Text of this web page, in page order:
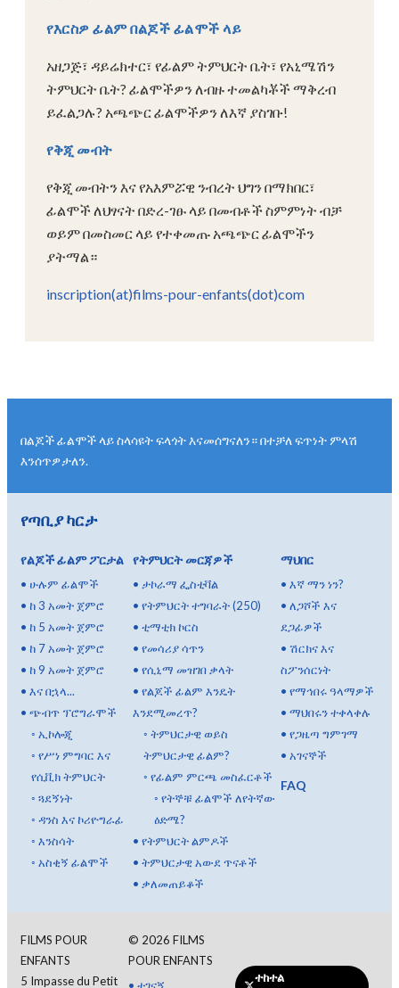
የእርስዎ ፊልም በልጆች ፊልሞች ላይ
አዘጋጅ፣ ዳይሬክተር፣ የፊልም ትምህርት ቤት፣ የአኒሜሽን
ትምህርት ቤት? ፊልሞችዎን ለብዙ ተመልካቾች ማቅረብ
ይፈልጋሉ? አጫጭር ፊልሞችዎን ለእኛ ያስገቡ!
የቅጂ መብት
የቅጂ መብትን እና የአእምሯዊ ንብረት ህግን በማክበር፣
ፊልሞች ለህፃናት በድረ-ገፁ ላይ በመብቶች ስምምነት ብቻ
ወይም በመስመር ላይ የተቀመጡ አጫጭር ፊልሞችን
ያትማል።
inscription(at)films-pour-enfants(dot)com
በልጆች ፊልሞች ላይ ስላሳዩት ፍላጎት እናመሰግናለን። በተቻለ ፍጥነት ምላሽ
እንሰጥዎታለን.
የጣቢያ ካርታ
የልጆች ፊልም ፖርታል
• ሁሉም ፊልሞች
• ከ 3 አመት ጀምሮ
• ከ 5 አመት ጀምሮ
• ከ 7 አመት ጀምሮ
• ከ 9 አመት ጀምሮ
• እና በኋላ...
• ጭብጥ ፕሮግራሞች
◦ ኢኮሎጂ
◦ የሥነ ምግባር እና
የሲቪክ ትምህርት
◦ ጓደኝነት
◦ ዳንስ እና ኮሪዮግራፊ
◦ እንስሳት
◦ አስቂኝ ፊልሞች
የትምህርት መርጃዎች
• ታኮራማ ፌስቲቫል
• የትምህርት ተግባራት (250)
• ቲማቲክ ኮርስ
• የመሳሪያ ሳጥን
• የሲኒማ መዝገበ ቃላት
• የልጆች ፊልም እንዴት
እንደሚመረጥ?
◦ ትምህርታዊ ወይስ
ትምህርታዊ ፊልም?
◦ የፊልም ምርጫ መስፈርቶች
◦ የትኞቹ ፊልሞች ለየትኛው
ዕድሜ?
• የትምህርት ልምዶች
• ትምህርታዊ አውደ ጥናቶች
• ቃለመጠይቆች
ማህበር
•እኛ ማን ነን?
•ለጋሾች እና
ደጋፊዎች
• ሽርክና እና
ስፖንሰርነት
•የማኅበሩ ዓላማዎች
•ማህበሩን ተቀላቀሉ
•የጋዜጣ ግምገማ
•አገናኞች
FAQ
FILMS POUR
ENFANTS
5 Impasse du Petit
© 2026 FILMS
POUR ENFANTS
ተከተል